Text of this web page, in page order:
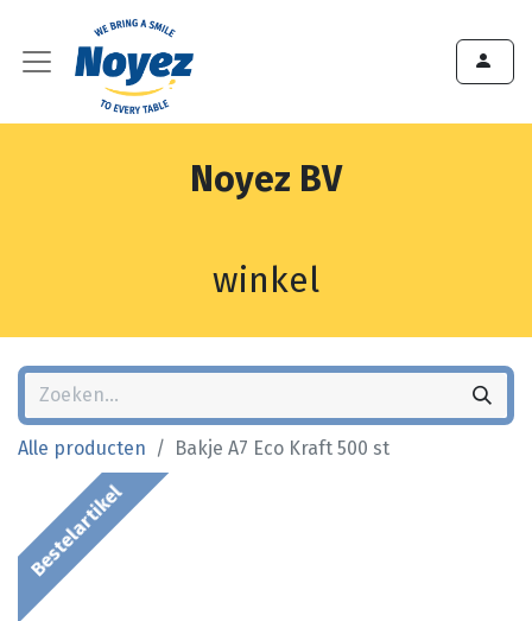
Noyez BV
winkel
Alle producten Bakje A7 Eco Kraft 500 st
Bestelartikel